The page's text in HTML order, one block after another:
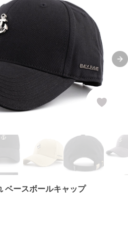
ベースボールキャップ